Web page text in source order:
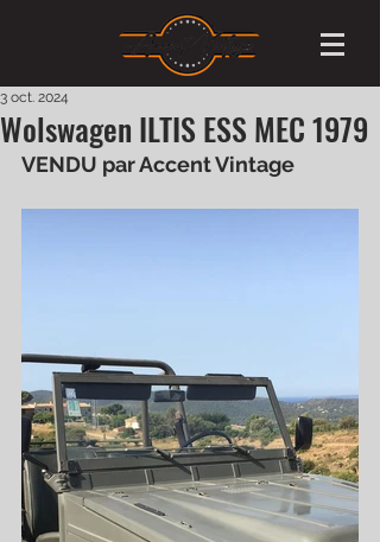
Wolswagen ILTIS ESS MEC 1979
3 oct. 2024
VENDU par Accent Vintage